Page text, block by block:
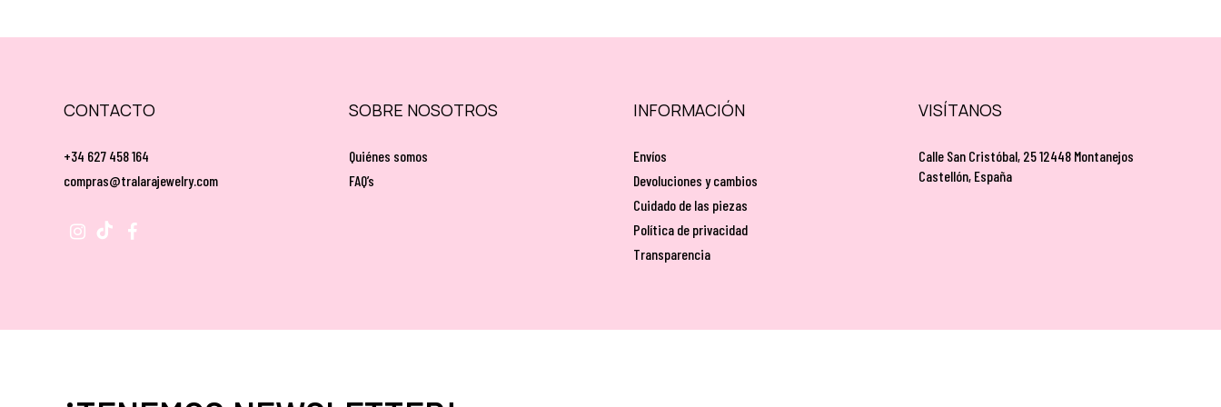
CONTACTO
+34 627 458 164
compras@tralarajewelry.com
SOBRE NOSOTROS
Quiénes somos
FAQ’s
INFORMACIÓN
Envíos
Devoluciones y cambios
Cuidado de las piezas
Política de privacidad
Transparencia
VISÍTANOS
Calle San Cristóbal, 25 12448 Montanejos
Castellón, España